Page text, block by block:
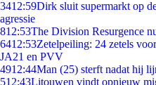
3412:59Dirk sluit supermarkt op
agressie
812:53The Division Resurgence
6412:53Zetelpeiling: 24 zetels
JA21 en PVV
4912:44Man (25) sterft nadat hij
512:43Litouwen vindt opnieuw